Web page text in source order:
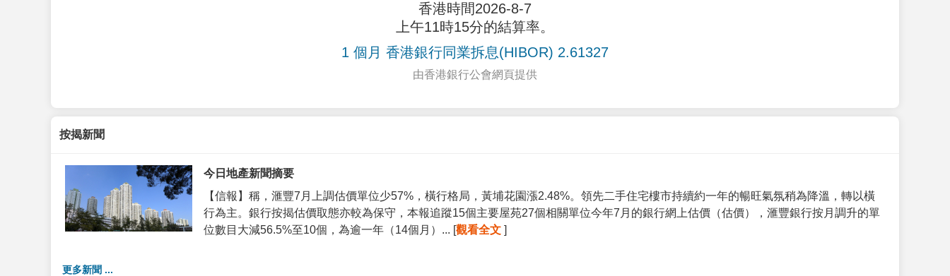
香港時間2026-8-7
上午11時15分的結算率。
1 個月 香港銀行同業拆息(HIBOR) 2.61327
由香港銀行公會網頁提供
按揭新聞
今日地產新聞摘要
【信報】稱，滙豐7月上調估價單位少57%，橫行格局，黃埔花園漲2.48%。領先二手住宅樓市持續約一年的暢旺氣氛稍為降溫，轉以橫
行為主。銀行按揭估價取態亦較為保守，本報追蹤15個主要屋苑27個相關單位今年7月的銀行網上估價（估價），滙豐銀行按月調升的單
位數目大減56.5%至10個，為逾一年（14個月）... [觀看全文 ]
更多新聞 ...